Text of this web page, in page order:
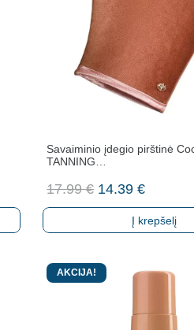
Savaiminio įdegio pirštinė
TANNING…
17.99€ Original
price
14.39€Current
price
is:
Į krepšelį
AKCIJA!